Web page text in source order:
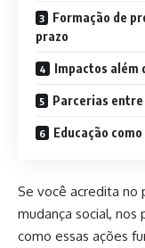
Formação de
prazo
Impactos além
Parcerias entre
Educação
Se você acredita no
mudança social,
como essas ações